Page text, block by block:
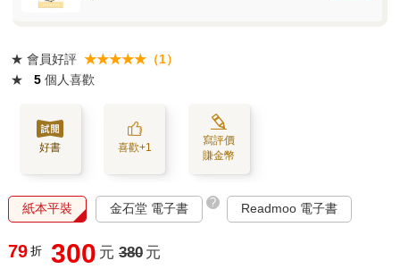
★ 會員好評 ★★★★★（1）
★
5 個人喜歡
好書 喜歡+1
寫評價
賺金幣
紙本平裝 金石堂 電子書 ? Readmoo 電子書
79 折 300 元 380 元